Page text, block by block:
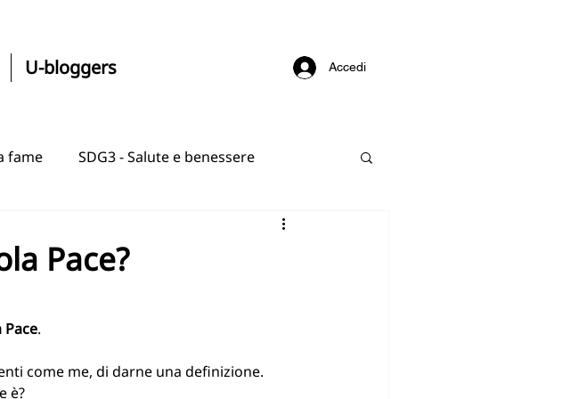
U-bloggers Accedi
fame SDG3 - Salute e benessere
sostenibile SDG12 - Consumo responsabile
Pace?
.
come me, di darne una definizione.
è?